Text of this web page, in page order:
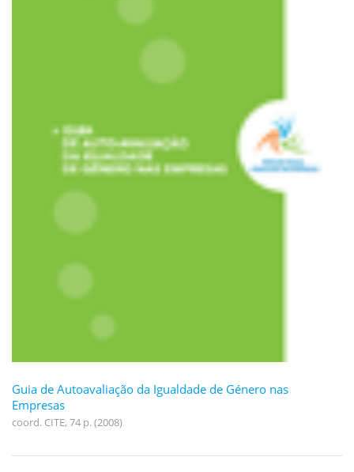
Guia de Autoavaliação da Igualdade de Género nas
Empresas
coord. CITE, 74 p. (2008)